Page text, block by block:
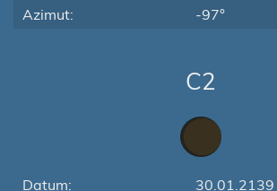
Azimut:
-97°
C2
Datum: 30.01.2139